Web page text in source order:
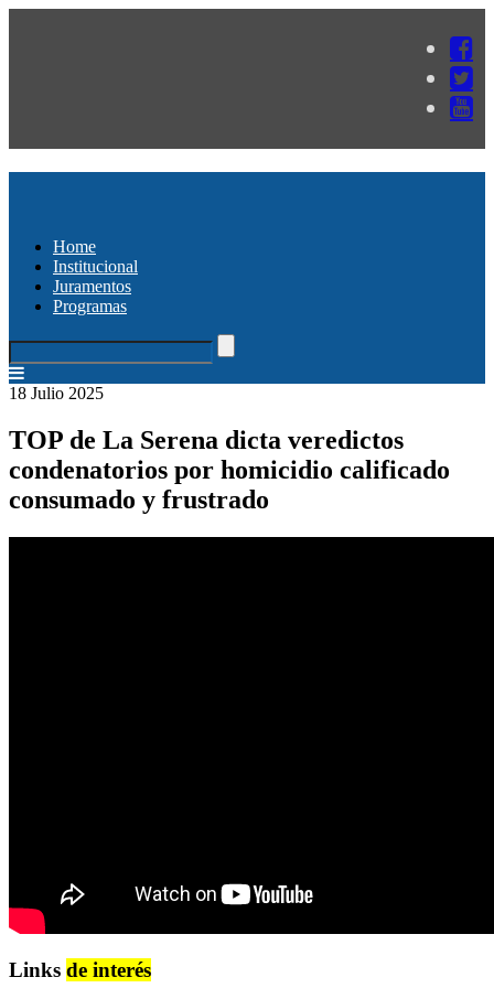
Home
Institucional
Juramentos
Programas
18 Julio 2025
TOP de La Serena dicta veredictos
condenatorios por homicidio calificado
consumado y frustrado
Links de interés